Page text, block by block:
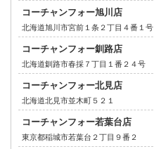
コーチャンフォー旭川店
北海道旭川市宮前１条２丁目４番１号
コーチャンフォー釧路店
北海道釧路市春採７丁目１番２４号
コーチャンフォー北見店
北海道北見市並木町５２１
コーチャンフォー若葉台店
東京都稲城市若葉台２丁目９番２